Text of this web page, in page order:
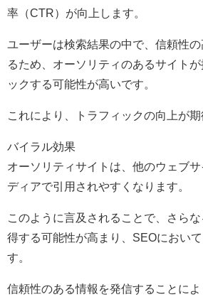
率（CTR）が向上します。
ユーザーは検索結果の中で、信頼性
るため、オーソリティのあるサイト
ックする可能性が高いです。
これにより、トラフィックの向上が期
バイラル効果
オーソリティサイトは、他のウェブ
ディアで引用されやすくなります。
このように言及されることで、さら
得する可能性が高まり、SEOにおい
す。
信頼性のある情報を発信することに